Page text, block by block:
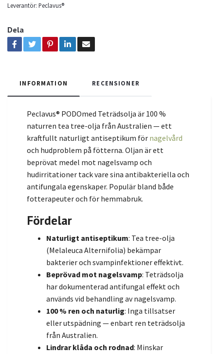
Leverantör: Peclavus®
Dela
INFORMATION RECENSIONER
Peclavus® PODOmed Teträdsolja är 100 %
naturren tea tree-olja från Australien — ett
kraftfullt naturligt antiseptikum för nagelvård
och hudproblem på fötterna. Oljan är ett
beprövat medel mot nagelsvamp och
hudirritationer tack vare sina antibakteriella och
antifungala egenskaper. Populär bland både
fotterapeuter och för hemmabruk.
Fördelar
Naturligt antiseptikum: Tea tree-olja
(Melaleuca Alternifolia) bekämpar
bakterier och svampinfektioner effektivt.
Beprövad mot nagelsvamp: Teträdsolja
har dokumenterad antifungal effekt och
används vid behandling av nagelsvamp.
100 % ren och naturlig: Inga tillsatser
eller utspädning — enbart ren teträdsolja
från Australien.
Lindrar klåda och rodnad: Minskar